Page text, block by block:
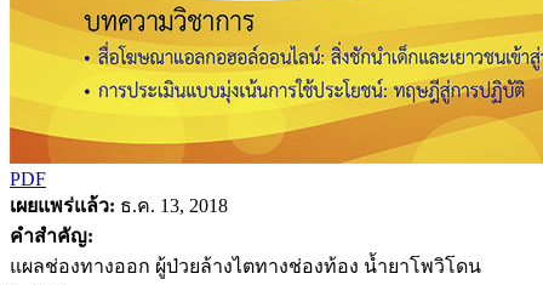
PDF
เผยแพร่แล้ว: ธ.ค. 13, 2018
คำสำคัญ:
แผลช่องทางออก ผู้ป่วยล้างไตทางช่องท้อง น้ำยาโพวิโดน